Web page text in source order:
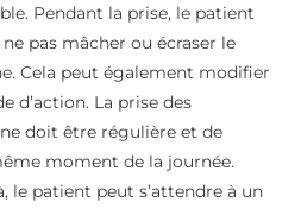
Pendant la prise, le patient
pas mâcher ou écraser le
Cela peut également modifier
d’action. La prise des
doit être régulière et de
moment de la journée.
le patient peut s’attendre à un